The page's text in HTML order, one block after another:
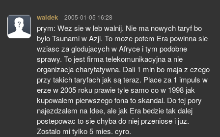
waldek pisze:
2005-01-05 16:28
prym: Wez sie w leb walnij. Nie ma nowych taryf bo
bylo Tsunami w Azji. To moze potem Era powinna sie
wziasc za glodujacych w Afryce i tym podobne
sprawy. To jest firma telekomunikacyjna a nie
organizacja charytatywna. Dali 1 mln bo maja z czego
przy takich taryfach jak są teraz. Place za 1 impuls w
erze w 2005 roku prawie tyle samo co w 1998 jak
kupowalem pierwszego fona to skandal. Do tej pory
najezdzalem na Idee, ale jak Era bedzie tak dalej
postepowac to sie chyba do niej przeniose i juz.
Zostalo mi tylko 5 mies. cyro.